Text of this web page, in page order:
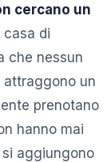
cercano un
casa di
che nessun
attraggono un
prenotano
hanno mai
aggiungono